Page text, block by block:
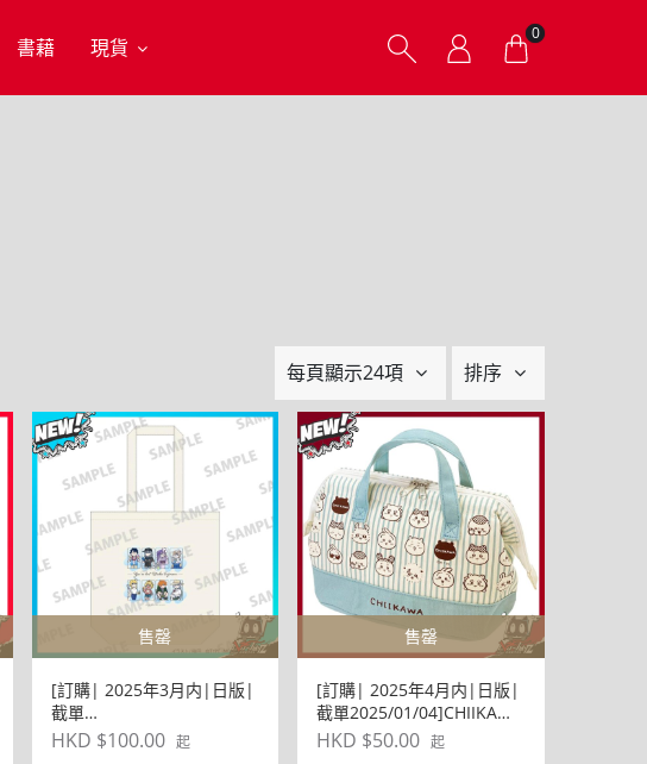
書藉 現貨
0
每頁顯示24項 排序
售罄
[訂購| 2025年3月内|日版|
截單
2025/02/01]Fate/Grand
HKD $100.00 起
售罄
[訂購| 2025年4月内|日版|
截單2025/01/04]CHIIKAWA
LUNCH BAG(がま口タイプ)
HKD $50.00 起